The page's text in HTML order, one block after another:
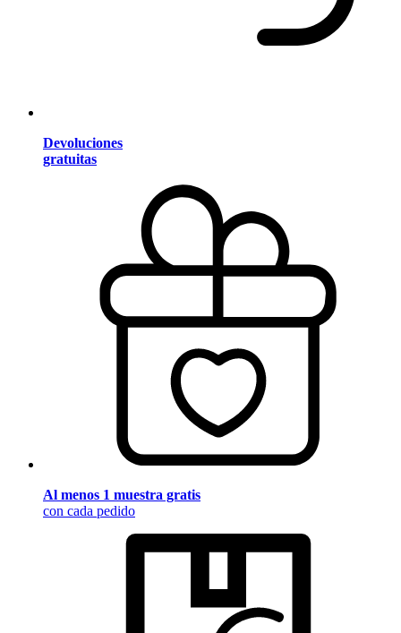
Devoluciones
gratuitas
Al menos 1 muestra gratis
con cada pedido